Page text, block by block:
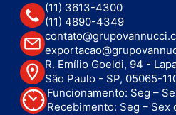
(11) 3613-4300
(11) 4890-4349
R. Emílio Goeldi, 94 -
São Paulo - SP, 05065-
Funcionamento: Seg –
Recebimento: Seg – Sex